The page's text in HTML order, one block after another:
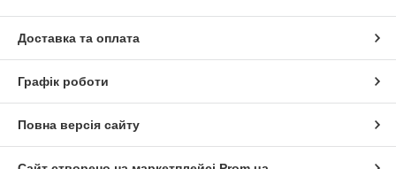
Доставка та оплата
Графік роботи
Повна версія сайту